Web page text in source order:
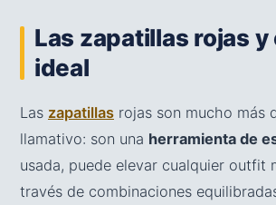
Las zapatillas rojas
ideal
Las zapatillas rojas son mucho más
llamativo: son una herramienta de
usada, puede elevar cualquier outfit
través de combinaciones